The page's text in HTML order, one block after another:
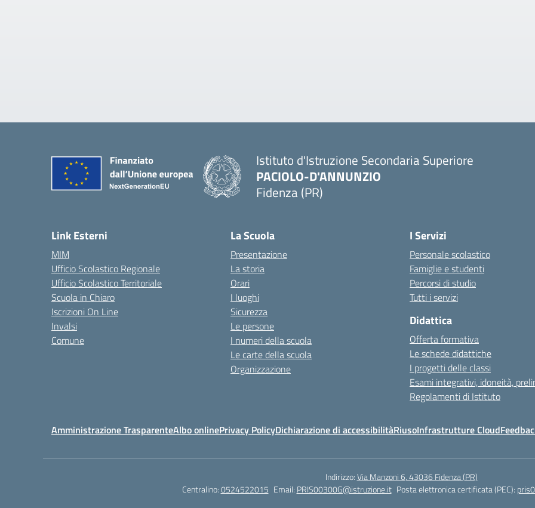
Istituto d'Istruzione Secondaria Superiore
PACIOLO-D'ANNUNZIO
Fidenza (PR)
Link Esterni
MIM
Ufficio Scolastico Regionale
Ufficio Scolastico Territoriale
Scuola in Chiaro
Iscrizioni On Line
Invalsi
Comune
La Scuola
Presentazione
La storia
Orari
I luoghi
Sicurezza
Le persone
I numeri della scuola
Le carte della scuola
Organizzazione
I Servizi
Personale scolastico
Famiglie e studenti
Percorsi di studio
Tutti i servizi
Didattica
Offerta formativa
Le schede didattiche
I progetti delle classi
Esami integrativi, idoneità,
Regolamenti di Istituto
Amministrazione TrasparenteAlbo onlinePrivacy PolicyDichiarazione di accessibilitàRiusoInfrastrutture Cloud
Indirizzo:Via Manzoni 6, 43036 Fidenza (PR)
Centralino:0524522015 Email: PRIS00300G@istruzione.it Posta elettronica certificata (PEC):